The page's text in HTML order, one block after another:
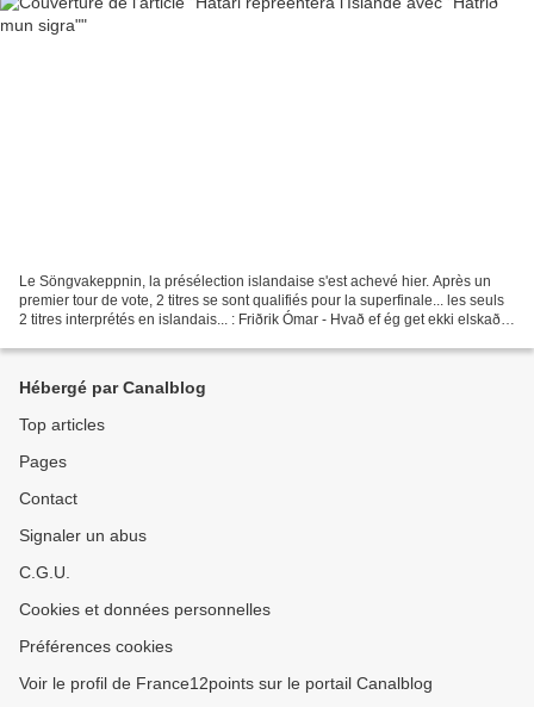
Le Söngvakeppnin, la présélection islandaise s'est achevé hier. Après un
premier tour de vote, 2 titres se sont qualifiés pour la superfinale... les seuls
2 titres interprétés en islandais... : Friðrik Ómar - Hvað ef ég get ekki elskað ?
Hébergé par Canalblog
Top articles
Pages
Contact
Signaler un abus
C.G.U.
Cookies et données personnelles
Préférences cookies
Voir le profil de France12points sur le portail Canalblog